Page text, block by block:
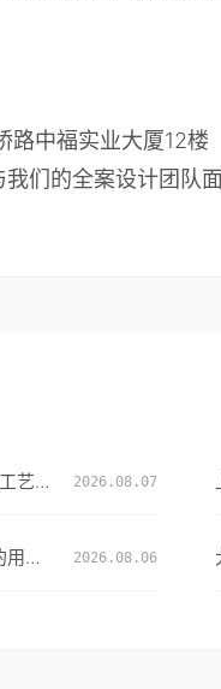
路中福实业大厦12楼
们的全案设计团队
艺细
2026.08.07
水
2026.08.06